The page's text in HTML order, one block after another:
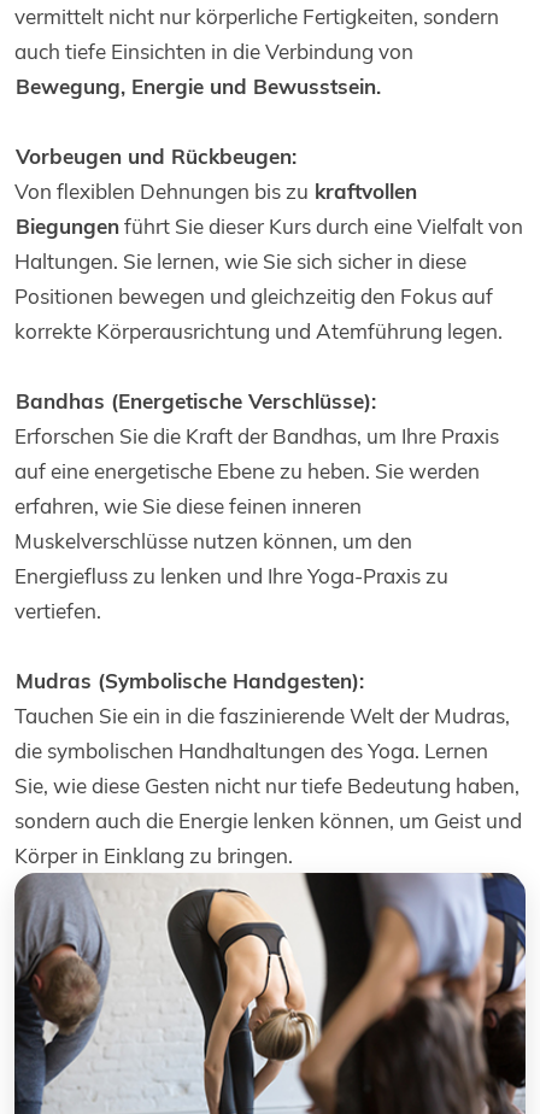
vermittelt nicht nur körperliche Fertigkeiten, sondern
auch tiefe Einsichten in die Verbindung von
Bewegung, Energie und Bewusstsein.
Vorbeugen und Rückbeugen:
Von flexiblen Dehnungen bis zu kraftvollen
Biegungen führt Sie dieser Kurs durch eine Vielfalt von
Haltungen. Sie lernen, wie Sie sich sicher in diese
Positionen bewegen und gleichzeitig den Fokus auf
korrekte Körperausrichtung und Atemführung legen.
Bandhas (Energetische Verschlüsse):
Erforschen Sie die Kraft der Bandhas, um Ihre Praxis
auf eine energetische Ebene zu heben. Sie werden
erfahren, wie Sie diese feinen inneren
Muskelverschlüsse nutzen können, um den
Energiefluss zu lenken und Ihre Yoga-Praxis zu
vertiefen.
Mudras (Symbolische Handgesten):
Tauchen Sie ein in die faszinierende Welt der Mudras,
die symbolischen Handhaltungen des Yoga. Lernen
Sie, wie diese Gesten nicht nur tiefe Bedeutung haben,
sondern auch die Energie lenken können, um Geist und
Körper in Einklang zu bringen.